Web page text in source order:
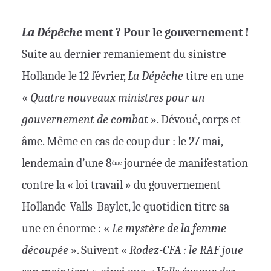
La Dépêchement ? Pour le gouvernement !
Suite au dernier remaniement du sinistre
Hollande le 12 février,La Dépêchetitre en une
« Quatre nouveaux ministres pour un
gouvernement de combat ». Dévoué, corps et
âme. Même en cas de coup dur : le 27 mai,
lendemain d’une 8ème journée de manifestation
contre la « loi travail » du gouvernement
Hollande-Valls-Baylet, le quotidien titre sa
une en énorme : « Le mystère de la femme
découpée ». Suivent « Rodez-CFA : le RAF joue